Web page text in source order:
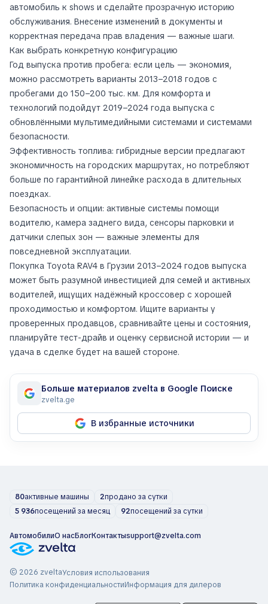
автомобиль к shows и сделайте прозрачную историю
обслуживания. Внесение изменений в документы и
корректная передача прав владения — важные шаги.
Как выбрать конкретную конфигурацию
Год выпуска против пробега: если цель — экономия,
можно рассмотреть варианты 2013–2018 годов с
пробегами до 150–200 тыс. км. Для комфорта и
технологий подойдут 2019–2024 года выпуска с
обновлёнными мультимедийными системами и системами
безопасности.
Эффективность топлива: гибридные версии предлагают
экономичность на городских маршрутах, но потребляют
больше по гарантийной линейке расхода в длительных
поездках.
Безопасность и опции: активные системы помощи
водителю, камера заднего вида, сенсоры парковки и
датчики слепых зон — важные элементы для
повседневной эксплуатации.
Покупка Toyota RAV4 в Грузии 2013–2024 годов выпуска
может быть разумной инвестицией для семей и активных
водителей, ищущих надёжный кроссовер с хорошей
проходимостью и комфортом. Ищите варианты у
проверенных продавцов, сравнивайте цены и состояния,
планируйте тест-драйв и оценку сервисной истории — и
удача в сделке будет на вашей стороне.
Больше материалов zvelta в Google Поиске
zvelta.ge
В избранные источники
80активные машины 2продано за сутки
5 936посещений за месяц 92посещений за сутки
АвтомобилиО насБлогКонтактыsupport@zvelta.com
© 2026 zveltaУсловия использования
Политика конфиденциальностиИнформация для дилеров